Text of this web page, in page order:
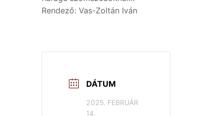
Rendező: Vas-Zoltán Iván
DÁTUM
2025. FEBRUÁR
14.